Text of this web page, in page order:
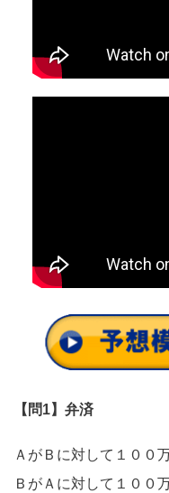
【問1】弁済
ＡがＢに対して１００
ＢがＡに対して１００